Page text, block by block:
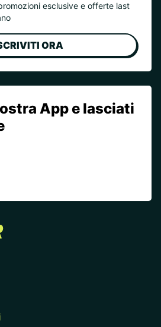
esclusive e offerte last
ORA
App e lasciati